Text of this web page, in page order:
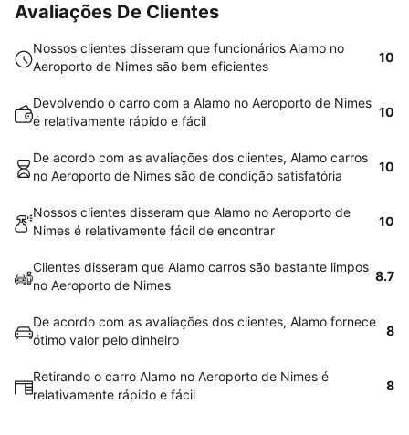
Avaliações De Clientes
Nossos clientes disseram que funcionários Alamo no
Aeroporto de Nimes são bem eficientes
10
Devolvendo o carro com a Alamo no Aeroporto de Nimes
é relativamente rápido e fácil
10
De acordo com as avaliações dos clientes, Alamo carros
no Aeroporto de Nimes são de condição satisfatória
10
Nossos clientes disseram que Alamo no Aeroporto de
Nimes é relativamente fácil de encontrar
10
Clientes disseram que Alamo carros são bastante limpos
no Aeroporto de Nimes
8.7
De acordo com as avaliações dos clientes, Alamo fornece
ótimo valor pelo dinheiro
8
Retirando o carro Alamo no Aeroporto de Nimes é
relativamente rápido e fácil
8